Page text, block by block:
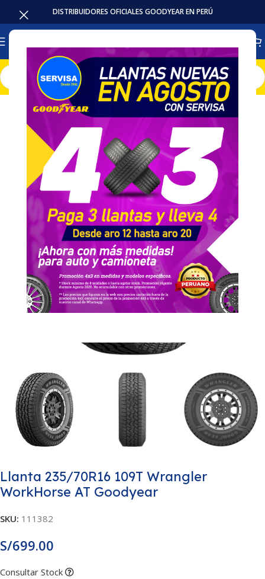
DISTRIBUIDORES OFICIALES GOODYEAR EN PERÚ
Inicio Llantas Camioneta
Llanta 235/70R16 109T Wrangler
WorkHorse AT Goodyear
SKU: 111382
S/699.00
Consultar Stock